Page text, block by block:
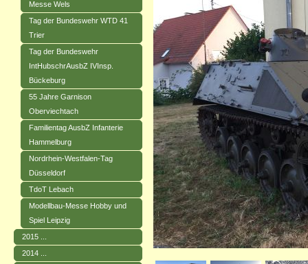
Messe Wels
Tag der Bundeswehr WTD 41
Trier
Tag der Bundeswehr
IntHubschrAusbZ IVInsp.
Bückeburg
55 Jahre Garnison
Oberviechtach
Familientag AusbZ Infanterie
Hammelburg
Nordrhein-Westfalen-Tag
Düsseldorf
TdoT Lebach
Modellbau-Messe Hobby und
Spiel Leipzig
2015 ...
2014 ...